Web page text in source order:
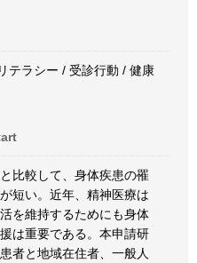
テラシー / 受診行動 / 健康
比較して、身体疾患の罹
短い。近年、精神医療は
を維持するためにも身体
は重要である。本申請研
者と地域在住者、一般人